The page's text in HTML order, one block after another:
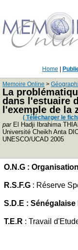
Home
Memoire Online >
La
dans l'estuaire
l'exemple de la
( Télécharger le
parEl Hadji Ibrahima
Université Cheikh Anta
UNESCO/UCAD 2005
O.N.G :
R.S.F.G : Réserve
S.D.E : Sénégalaise
T.E.R : Travail